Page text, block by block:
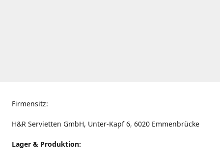
Firmensitz:
H&R Servietten GmbH, Unter-Kapf 6, 6020 Emmenbrücke
Lager & Produktion: